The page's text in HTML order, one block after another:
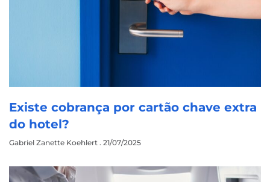
Existe cobrança por cartão chave extra
do hotel?
Gabriel Zanette Koehlert 21/07/2025